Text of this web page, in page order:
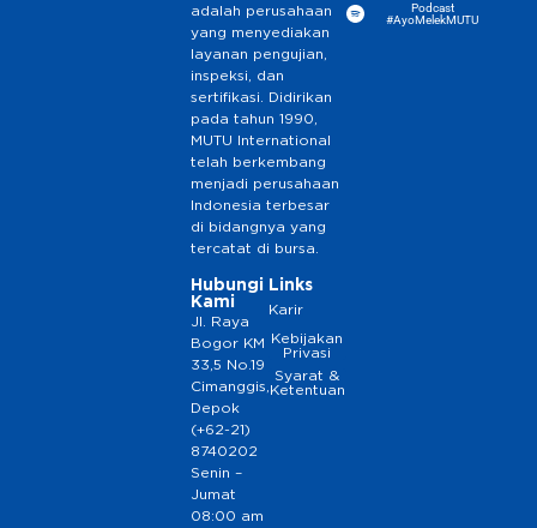
adalah perusahaan
yang menyediakan
layanan pengujian,
inspeksi, dan
sertifikasi. Didirikan
pada tahun 1990,
MUTU International
telah berkembang
menjadi perusahaan
Indonesia terbesar
di bidangnya yang
tercatat di bursa.
Hubungi
Kami
Jl. Raya
Bogor KM
33,5 No.19
Cimanggis,
Depok
(+62-21)
8740202
Senin –
Jumat
08:00 am
Links
Karir
Kebijakan
Privasi
Syarat &
Ketentuan
Podcast
#AyoMelekMUTU